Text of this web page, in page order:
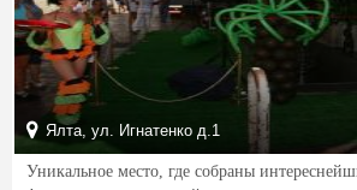
Ялта, ул. Игнатенко д.1
Уникальное место, где собраны